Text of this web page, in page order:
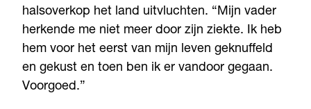
halsoverkop het land uitvluchten. “Mijn vader
herkende me niet meer door zijn ziekte. Ik heb
hem voor het eerst van mijn leven geknuffeld
en gekust en toen ben ik er vandoor gegaan.
Voorgoed.”